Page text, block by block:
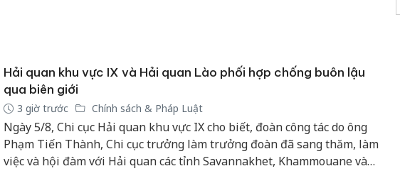
Hải quan khu vực IX và Hải quan Lào phối hợp chống buôn lậu
qua biên giới
3 giờ trước Chính sách & Pháp Luật
Ngày 5/8, Chi cục Hải quan khu vực IX cho biết, đoàn công tác do ông
Phạm Tiến Thành, Chi cục trưởng làm trưởng đoàn đã sang thăm, làm
việc và hội đàm với Hải quan các tỉnh Savannakhet, Khammouane và